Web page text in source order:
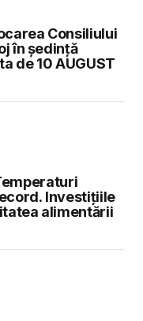
Consiliului
în şedinţă
de 10 AUGUST
Investițiile
alimentării